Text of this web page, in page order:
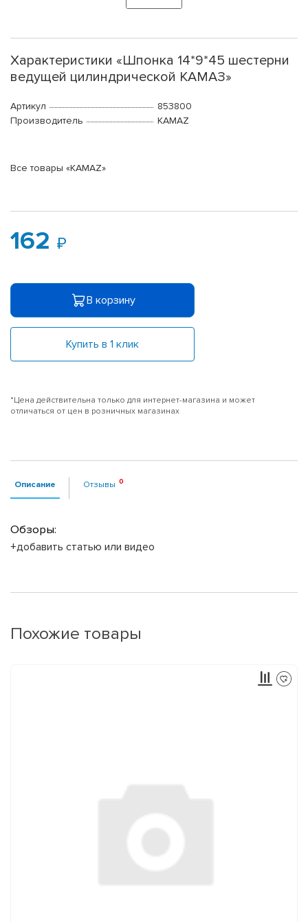
Характеристики «Шпонка 14*9*45 шестерни
ведущей цилиндрической КАМАЗ»
Артикул
853800
Производитель
KAMAZ
Все товары «KAMAZ»
162
В корзину
Купить в 1 клик
*Цена действительна только для интернет-магазина и может
отличаться от цен в розничных магазинах
Описание Отзывы
Обзоры:
+добавить статью или видео
Похожие товары